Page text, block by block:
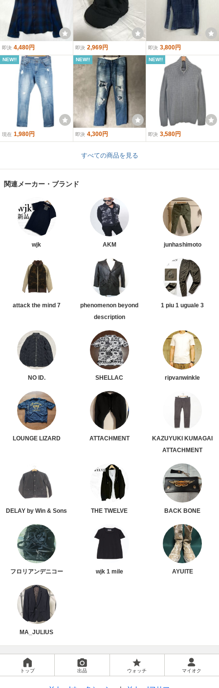
即決 4,480円 即決 2,969円 即決 3,800円
NEW!!
現在 1,980円
NEW!!
即決 4,300円
NEW!!
即決 3,580円
すべての商品を見る
関連メーカー・ブランド
wjk AKM junhashimoto
attack the mind 7
phenomenon beyond
description
1 piu 1 uguale 3
NO ID. SHELLAC ripvanwinkle
LOUNGE LIZARD ATTACHMENT
KAZUYUKI KUMAGAI
ATTACHMENT
DELAY by Win & Sons THE TWELVE BACK BONE
フロリアンデニコー wjk 1 mile AYUITE
MA_JULIUS
トップ 出品 ウォッチ マイオク